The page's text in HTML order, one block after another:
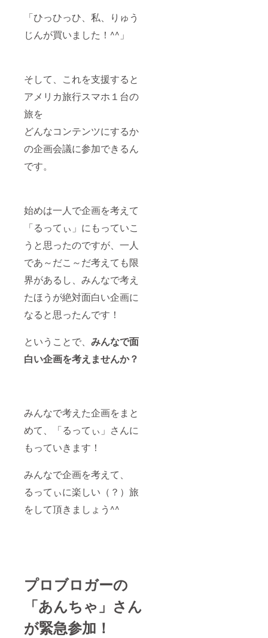
「ひっひっひ、私、りゅう
じんが買いました！^^」
そして、これを支援すると
アメリカ旅行スマホ１台の
旅を
どんなコンテンツにするか
の企画会議に参加できるん
です。
始めは一人で企画を考えて
「るってぃ」にもっていこ
うと思ったのですが、一人
であ～だこ～だ考えても限
界があるし、みんなで考え
たほうが絶対面白い企画に
なると思ったんです！
ということで、 みんなで面
白い企画を考えませんか？
みんなで考えた企画をまと
めて、「るってぃ」さんに
もっていきます！
みんなで企画を考えて、
るってぃに楽しい（？）旅
をして頂きましょう^^
プロブロガーの
「あんちゃ」さん
が緊急参加！